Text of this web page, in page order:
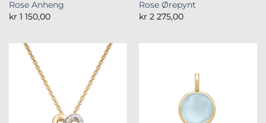
Rose Anheng
kr 1 150,00
Rose Ørepynt
kr 2 275,00